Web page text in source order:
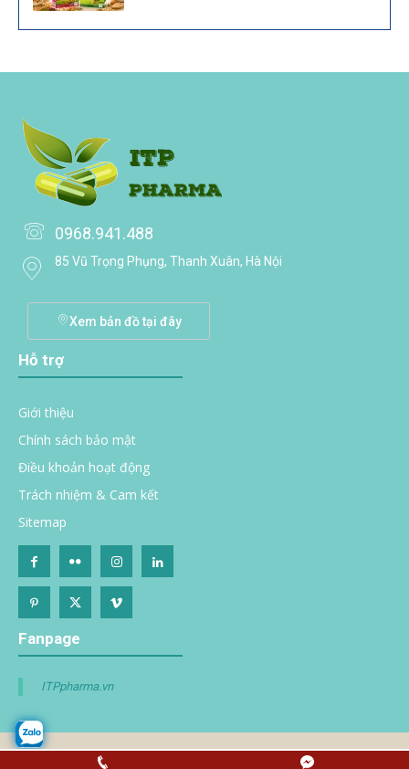
0968.941.488
85 Vũ Trọng Phụng, Thanh Xuân, Hà Nội
Xem bản đồ tại đây
Hỗ trợ
Giới thiệu
Chính sách bảo mật
Điều khoản hoạt động
Trách nhiệm & Cam kết
Sitemap
Fanpage
ITPpharma.vn
itppharma.com